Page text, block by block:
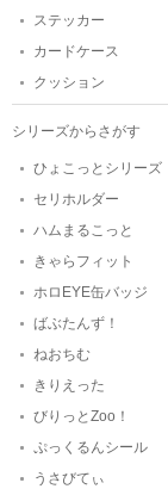
ステッカー
カードケース
クッション
シリーズからさがす
ひょこっとシリーズ
セリホルダー
ハムまるこっと
きゃらフィット
ホロEYE缶バッジ
ばぶたんず！
ねおちむ
きりえった
びりっとZoo！
ぷっくるんシール
うさびてぃ